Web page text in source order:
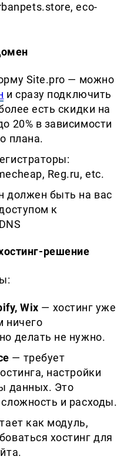
eco-
Site.pro — можно
и сразу подключить
есть скидки на
20% в зависимости
плана.
Reg.ru, etc.
должен быть на вас
к
решение
, Wix — хостинг уже
ничего
делать не нужно.
— требует
настройки
данных. Это
и расходы.
как модуль,
хостинг для